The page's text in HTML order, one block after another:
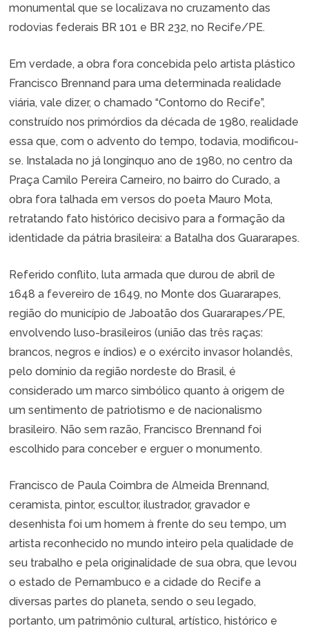
monumental que se localizava no cruzamento das
rodovias federais BR 101 e BR 232, no Recife/PE.
Em verdade, a obra fora concebida pelo artista plástico
Francisco Brennand para uma determinada realidade
viária, vale dizer, o chamado “Contorno do Recife”,
construído nos primórdios da década de 1980, realidade
essa que, com o advento do tempo, todavia, modificou-
se. Instalada no já longínquo ano de 1980, no centro da
Praça Camilo Pereira Carneiro, no bairro do Curado, a
obra fora talhada em versos do poeta Mauro Mota,
retratando fato histórico decisivo para a formação da
identidade da pátria brasileira: a Batalha dos Guararapes.
Referido conflito, luta armada que durou de abril de
1648 a fevereiro de 1649, no Monte dos Guararapes,
região do município de Jaboatão dos Guararapes/PE,
envolvendo luso-brasileiros (união das três raças:
brancos, negros e índios) e o exército invasor holandês,
pelo domínio da região nordeste do Brasil, é
considerado um marco simbólico quanto à origem de
um sentimento de patriotismo e de nacionalismo
brasileiro. Não sem razão, Francisco Brennand foi
escolhido para conceber e erguer o monumento.
Francisco de Paula Coimbra de Almeida Brennand,
ceramista, pintor, escultor, ilustrador, gravador e
desenhista foi um homem à frente do seu tempo, um
artista reconhecido no mundo inteiro pela qualidade de
seu trabalho e pela originalidade de sua obra, que levou
o estado de Pernambuco e a cidade do Recife a
diversas partes do planeta, sendo o seu legado,
portanto, um patrimônio cultural, artístico, histórico e